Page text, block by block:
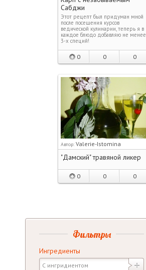
Сабджи
Этот рецепт был придуман мной
после посещения курсов
ведической кулинарии, теперь я в
каждое блюдо добавляю не менее
3-х специй!
0 0 0
Автор: Valerie-Istomina
"Дамский" травяной ликер
0 0 0
Фильтры
Ингредиенты